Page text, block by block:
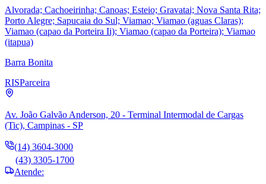
Alvorada; Cachoeirinha; Canoas; Esteio; Gravatai; Nova Santa Rita;
Porto Alegre; Sapucaia do Sul; Viamao; Viamao (aguas Claras);
Viamao (capao da Porteira Ii); Viamao (capao da Porteira); Viamao
(itapua)
Barra Bonita
RISParceira
Av. João Galvão Anderson, 20 - Terminal Intermodal de Cargas
(Tic), Campinas - SP
(14) 3604-3000
(43) 3305-1700
Atende: